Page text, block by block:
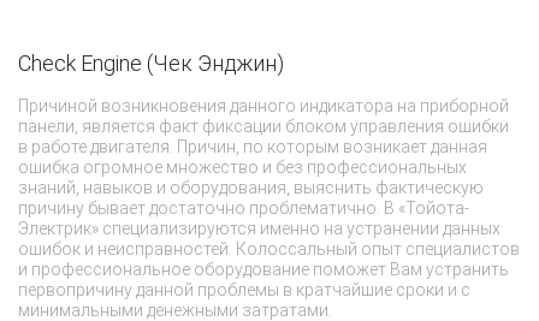
Check Engine (Чек Энджин)
Причиной возникновения данного индикатора на приборной
панели, является факт фиксации блоком управления ошибки
в работе двигателя. Причин, по которым возникает данная
ошибка огромное множество и без профессиональных
знаний, навыков и оборудования, выяснить фактическую
причину бывает достаточно проблематично. В «Тойота-
Электрик» специализируются именно на устранении данных
ошибок и неисправностей. Колоссальный опыт специалистов
и профессиональное оборудование поможет Вам устранить
первопричину данной проблемы в кратчайшие сроки и с
минимальными денежными затратами.